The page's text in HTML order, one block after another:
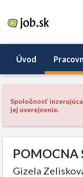
Úvod
Spoločnosť
jej uverejnenie.
POMOCNA
Gizela